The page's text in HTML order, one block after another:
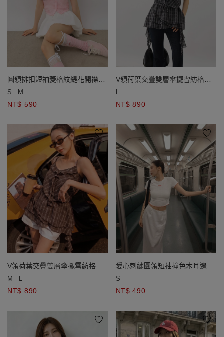
圓領排扣短袖菱格紋緹花開襟針
織衫
S M
NT$ 590
V領荷葉交疊雙層傘擺雪紡格紋
細肩帶上衣
L
NT$ 890
V領荷葉交疊雙層傘擺雪紡格紋
細肩帶上衣
M L
NT$ 890
愛心刺繡圓領短袖撞色木耳邊短
版上衣
S
NT$ 490